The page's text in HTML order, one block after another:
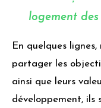
logement
En quelques
partager les
ainsi que leurs
développement, ils